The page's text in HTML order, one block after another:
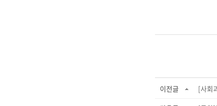
이전글
[사회